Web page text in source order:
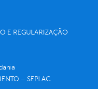
E REGULARIZAÇÃO
– SEPLAC